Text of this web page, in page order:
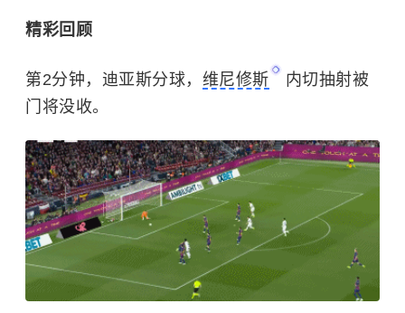
精彩回顾
第2分钟，迪亚斯分球， 维尼修斯
内切抽射被
门将没收。